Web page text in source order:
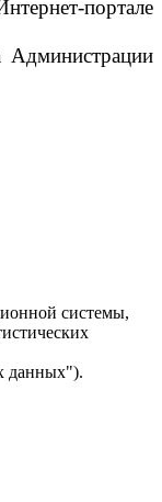
портале
Администрации
системы,
данных").